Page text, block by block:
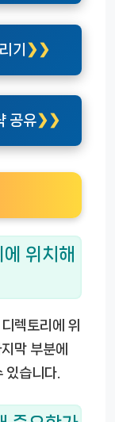
기
공유
위치해
렉토리에 위
막 부분에
습니다.